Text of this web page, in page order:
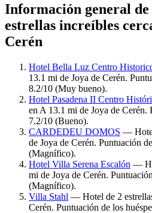
Información general de
estrellas increíbles
Cerén
Hotel Bella Luz Centro
13.1 mi de Joya de Cerén.
8.2/10 (Muy bueno).
Hotel Pasadena II Centro
en A 13.1 mi de Joya de Cerén.
7.2/10 (Bueno).
CARDEDEU DOMOS —
de Joya de Cerén. Puntuación
(Magnífico).
Hotel Villa Serena Escalón —
mi de Joya de Cerén.
(Magnífico).
Villa Stahl — Hotel de 2
Cerén. Puntuación de los